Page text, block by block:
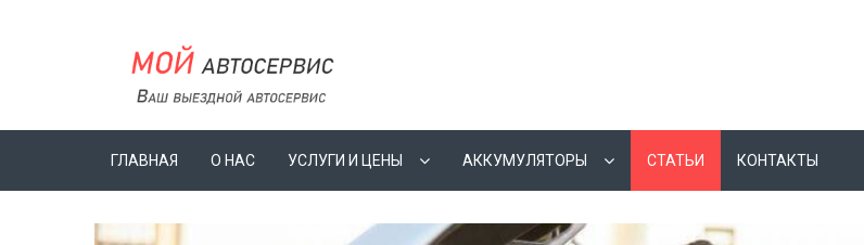
ГЛАВНАЯ О НАС УСЛУГИ И ЦЕНЫ АККУМУЛЯТОРЫ СТАТЬИ КОНТАКТЫ